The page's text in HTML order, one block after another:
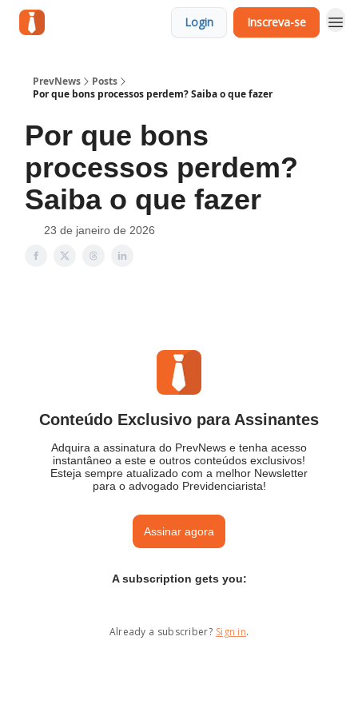
Login Inscreva-se
PrevNews
Posts
Por que bons processos perdem? Saiba o que fazer
Por que bons
processos perdem?
Saiba o que fazer
23 de janeiro de 2026
Conteúdo Exclusivo para Assinantes
Adquira a assinatura do PrevNews e tenha acesso
instantâneo a este e outros conteúdos exclusivos!
Esteja sempre atualizado com a melhor Newsletter
para o advogado Previdenciarista!
Assinar agora
A subscription gets you:
Already a subscriber? Sign in.